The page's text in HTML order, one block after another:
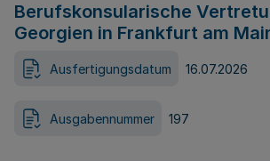
Berufskonsularische
Georgien in Frankfurt am
Ausfertigungsdatum 16.07.2026
Ausgabennummer 197